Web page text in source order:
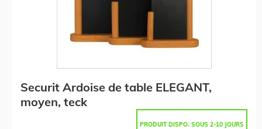
Securit Ardoise de table ELEGANT,
moyen, teck
PRODUIT DISPO. SOUS 2-10 JOURS